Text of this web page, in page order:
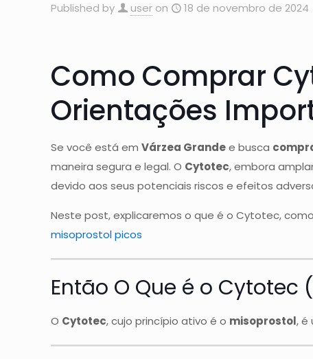
Published by user on 18 de novembro de 2024
Como Comprar
Orientações
Se você está emVárzea Grandee busca
maneira segura e legal. O Cytotec, embora
devido aos seus potenciais riscos e efeitos
Neste post, explicaremos o que é o Cytotec,
misoprostol picos
Então O Que é o
O Cytotec, cujo princípio ativo é o misoprostol, é